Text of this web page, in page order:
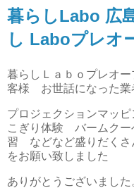
暮らしLabo 広
し Laboプレオ
暮らしＬａｂｏプレオ
客様 お世話になった業
プロジェクションマ
こぎり体験 バームク
習 などなど盛りだく
をお願い致しました
ありがとうございました